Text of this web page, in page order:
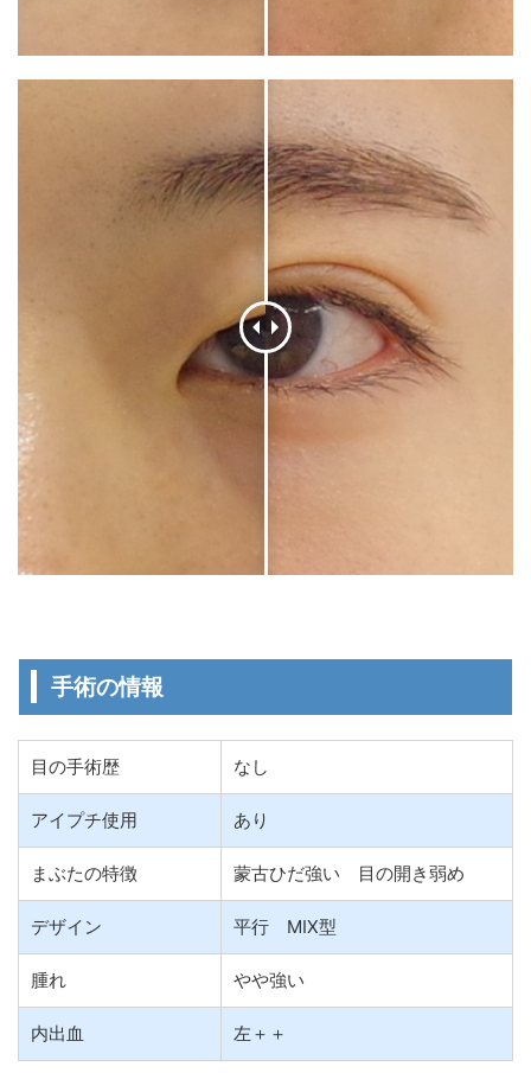
手術の情報
目の手術歴 なし
アイプチ使用 あり
まぶたの特徴 蒙古ひだ強い 目の開き弱め
デザイン 平行 MIX型
腫れ やや強い
内出血 左＋＋